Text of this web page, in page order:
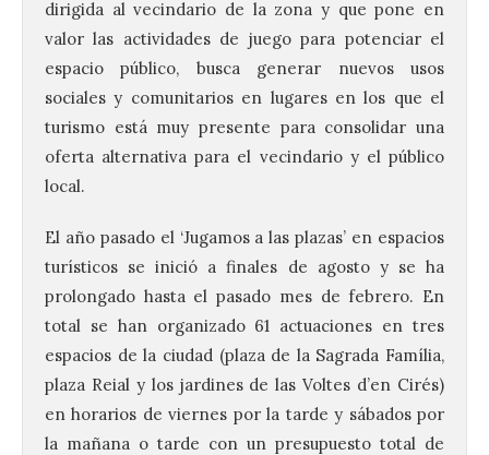
dirigida al vecindario de la zona y que pone en
valor las actividades de juego para potenciar el
espacio público, busca generar nuevos usos
sociales y comunitarios en lugares en los que el
turismo está muy presente para consolidar una
oferta alternativa para el vecindario y el público
local.
El año pasado el ‘Jugamos a las plazas’ en espacios
turísticos se inició a finales de agosto y se ha
prolongado hasta el pasado mes de febrero. En
total se han organizado 61 actuaciones en tres
espacios de la ciudad (plaza de la Sagrada Família,
plaza Reial y los jardines de las Voltes d’en Cirés)
en horarios de viernes por la tarde y sábados por
la mañana o tarde con un presupuesto total de